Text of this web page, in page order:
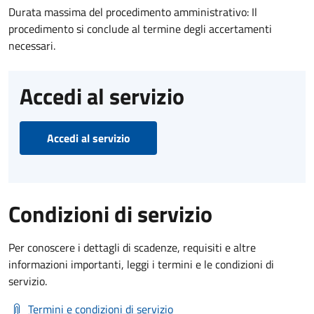
Durata massima del procedimento amministrativo: Il
procedimento si conclude al termine degli accertamenti
necessari.
Accedi al servizio
Accedi al servizio
Condizioni di servizio
Per conoscere i dettagli di scadenze, requisiti e altre
informazioni importanti, leggi i termini e le condizioni di
servizio.
Termini e condizioni di servizio